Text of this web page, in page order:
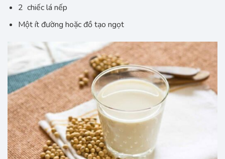
2 chiếc lá nếp
Một ít đường hoặc đồ tạo ngọt